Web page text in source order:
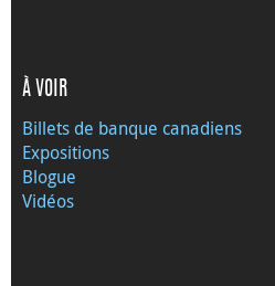
À VOIR
Billets de banque canadiens
Expositions
Blogue
Vidéos